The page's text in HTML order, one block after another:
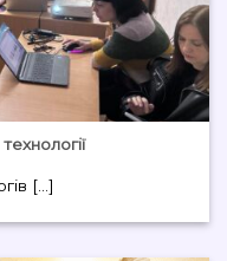
[...]